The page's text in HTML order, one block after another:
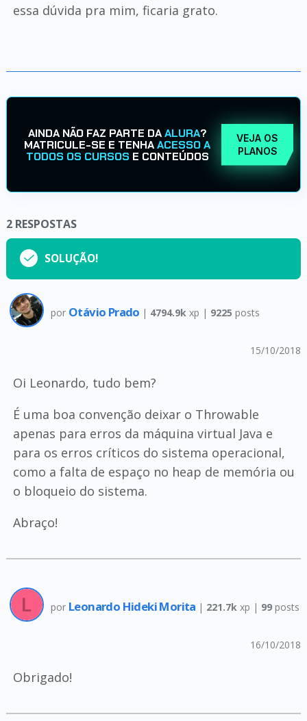
essa dúvida pra mim, ficaria grato.
AINDA NÃO FAZ PARTE DAALURA?
MATRICULE-SE E TENHAACESSO A
TODOS OS CURSOS E CONTEÚDOS
VEJA OS
PLANOS
2 RESPOSTAS
SOLUÇÃO!
por Otávio Prado | 4794.9k xp | 9225 posts
15/10/2018
Oi Leonardo, tudo bem?
É uma boa convenção deixar o Throwable
apenas para erros da máquina virtual Java e
para os erros críticos do sistema operacional,
como a falta de espaço no heap de memória ou
o bloqueio do sistema.
Abraço!
por Leonardo Hideki Morita | 221.7k xp | 99 posts
16/10/2018
Obrigado!